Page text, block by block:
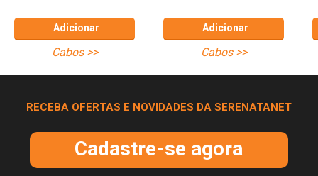
Adicionar
cabos >>
Adicionar
cabos >>
RECEBA OFERTAS E NOVIDADES DA SERENATANET
Cadastre-se agora